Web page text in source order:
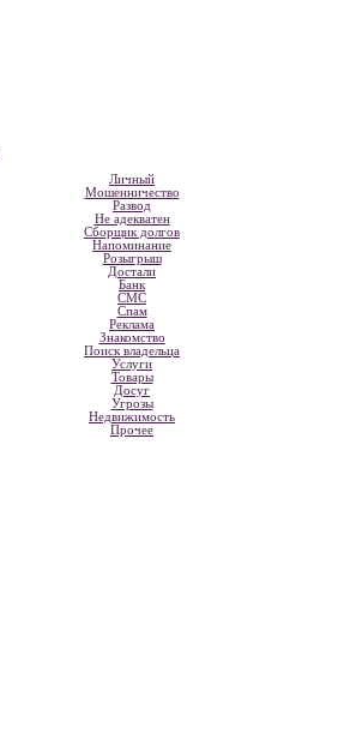
Личный
Мошенничество
Развод
Не адекватен
Сборщик долгов
Напоминание
Розыгрыш
Достали
Банк
СМС
Спам
Реклама
Знакомство
Поиск владельца
Услуги
Товары
Досуг
Угрозы
Недвижимость
Прочее